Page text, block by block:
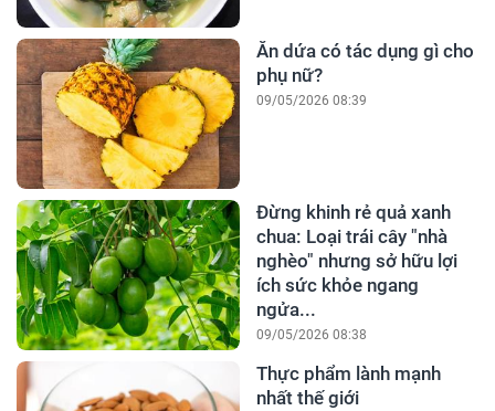
Ăn dứa có tác dụng gì cho
phụ nữ?
09/05/2026 08:39
Đừng khinh rẻ quả xanh
chua: Loại trái cây "nhà
nghèo" nhưng sở hữu lợi
ích sức khỏe ngang
ngửa...
09/05/2026 08:38
Thực phẩm lành mạnh
nhất thế giới